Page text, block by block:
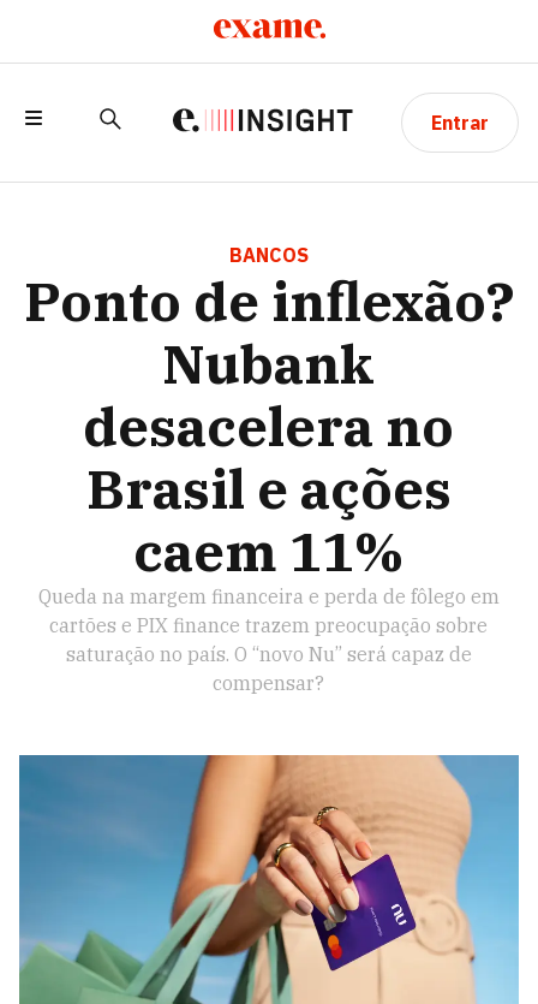
Entrar
DESACELERA NO BRASIL E AÇÕES CAEM
11%
BANCOS
Ponto de inflexão?
Nubank
desacelera no
Brasil e ações
caem 11%
Queda na margem financeira e perda de fôlego em
cartões e PIX finance trazem preocupação sobre
saturação no país. O “novo Nu” será capaz de
compensar?